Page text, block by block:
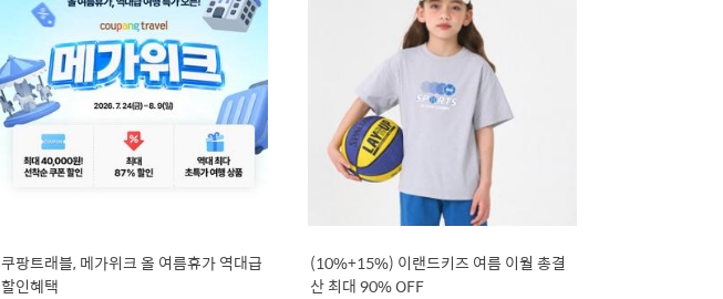
쿠팡트래블, 메가위크 올 여름휴가 역대급
할인혜택
(10%+15%) 이랜드키즈 여름 이월 총결
산 최대 90% OFF